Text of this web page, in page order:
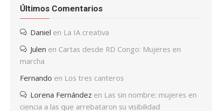
Últimos Comentarios
Daniel en La IA creativa
Julen en Cartas desde RD Congo: Mujeres en
marcha
Fernando en Los tres canteros
Lorena Fernández en Las sin nombre: mujeres en
ciencia a las que arrebataron su visibilidad